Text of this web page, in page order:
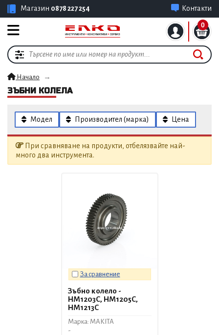
Магазин 0878 227 254 Контакти
0
Начало
ЗЪБНИ КОЛЕЛА
Модел Производител (марка) Цена
При сравняване на продукти, отбелязвайте най-
много два инструмента.
За сравнение
Зъбно колело -
HM1203C, HM1205C,
HM1213C
Марка: MAKITA
-